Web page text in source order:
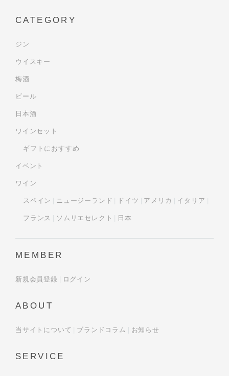
CATEGORY
ジン
ウイスキー
梅酒
ビール
日本酒
ワインセット
ギフトにおすすめ
イベント
ワイン
スペイン ニュージーランド ドイツ アメリカ イタリア
フランス ソムリエセレクト 日本
MEMBER
新規会員登録 ログイン
ABOUT
当サイトについて ブランドコラム お知らせ
SERVICE